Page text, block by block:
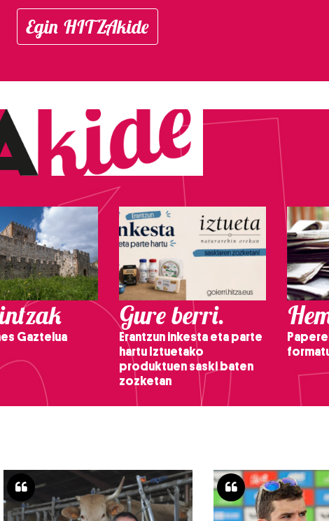
Egin HITZAkide
Gaztelua
Gure berri.
Erantzun inkesta eta parte
hartu Iztuetako
produktuen saski baten
zozketan